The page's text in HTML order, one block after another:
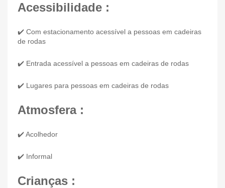
Acessibilidade :
✔️ Com estacionamento acessível a pessoas em cadeiras
de rodas
✔️ Entrada acessível a pessoas em cadeiras de rodas
✔️ Lugares para pessoas em cadeiras de rodas
Atmosfera :
✔️ Acolhedor
✔️ Informal
Crianças :